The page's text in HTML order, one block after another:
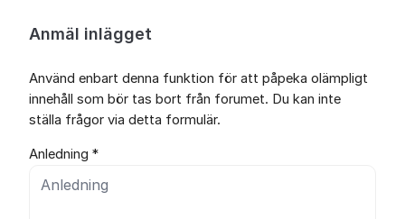
Anmäl inlägget
Använd enbart denna funktion för att påpeka olämpligt
innehåll som bör tas bort från forumet. Du kan inte
ställa frågor via detta formulär.
Anledning *